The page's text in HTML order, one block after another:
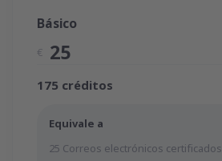
Básico
€ 25
175 créditos
Equivale a
25 Correos electrónicos certificados